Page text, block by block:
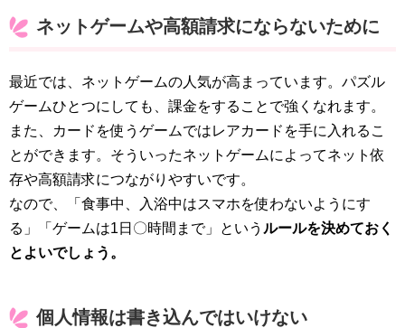
ネットゲームや高額請求にならないために
最近では、ネットゲームの人気が高まっています。パズル
ゲームひとつにしても、課金をすることで強くなれます。
また、カードを使うゲームではレアカードを手に入れるこ
とができます。そういったネットゲームによってネット依
存や高額請求につながりやすいです。
なので、「食事中、入浴中はスマホを使わないようにす
る」「ゲームは1日〇時間まで」という ルールを決めておく
とよいでしょう。
個人情報は書き込んではいけない